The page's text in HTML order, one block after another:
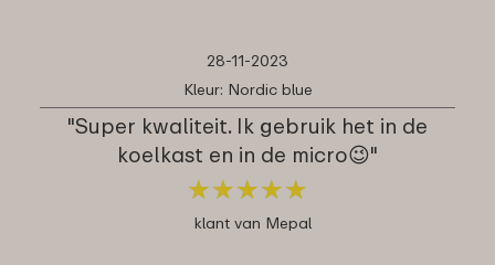
28-11-2023
Kleur: Nordic blue
"Super kwaliteit. Ik gebruik het in de
koelkast en in de micro😉"
★★★★★
★★★★★
klant van Mepal